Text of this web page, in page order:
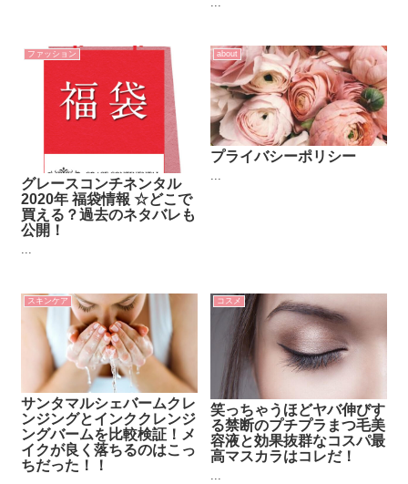
ファッション
グレースコンチネンタル
2020年 福袋情報 ☆どこで
買える？過去のネタバレも
公開！
...
about
プライバシーポリシー
スキンケア
サンタマルシェバームクレ
ンジングとインククレンジ
ングバームを比較検証！メ
イクが良く落ちるのはこっ
ちだった！！
コスメ
笑っちゃうほどヤバ伸びす
る禁断のプチプラまつ毛美
容液と効果抜群なコスパ最
高マスカラはコレだ！
...